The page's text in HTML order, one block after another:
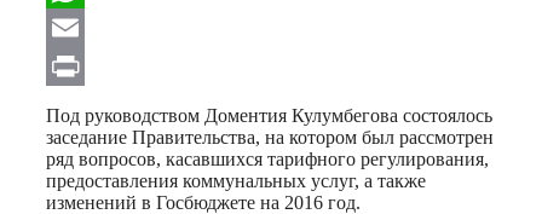
WhatsApp
Email
Print
Под руководством Доментия Кулумбегова состоялось
заседание Правительства, на котором был рассмотрен
ряд вопросов, касавшихся тарифного регулирования,
предоставления коммунальных услуг, а также
изменений в Госбюджете на 2016 год.